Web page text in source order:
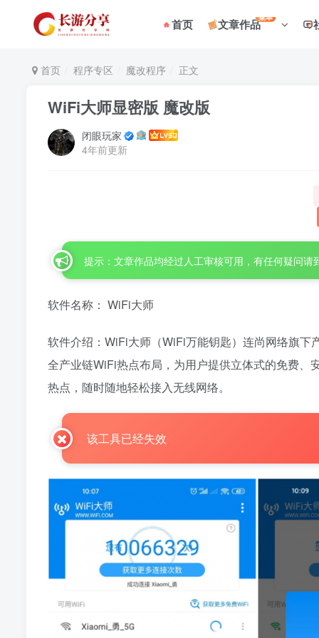
首页 文章作品菜单
首页 程序专区 魔改程序 正文
WiFi大师显密版 魔改版
闭眼玩家
4年前更新
提示：文章作品均经过人工审核可用，有任何疑问请
软件名称： WiFi大师
软件介绍：WiFi大师（WiFi万能钥匙）连尚网络旗
全产业链WiFi热点布局，为用户提供立体式的免费
热点，随时随地轻松接入无线网络。
该工具已经失效